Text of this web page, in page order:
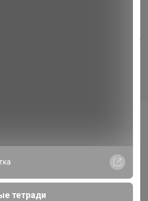
то еще не плоское), я буду
Возможно в ЦР с вас возьмут
место заказа. Рекомендую
тетради